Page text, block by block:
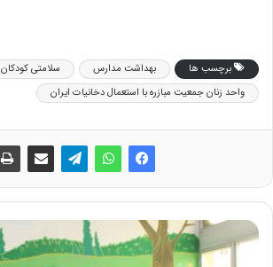
برچسب ها بهداشت مدارس
سلامتی کودکان
واحد زنان جمعیت مبازره با استعمال دخانیات ایران